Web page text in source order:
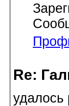
Re:
удалось